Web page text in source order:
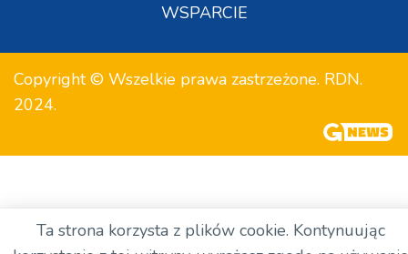
WSPARCIE
Copyright © Wszelkie prawa zastrzeżone. RDN.
2024.
Ta strona korzysta z plików cookie. Kontynuując